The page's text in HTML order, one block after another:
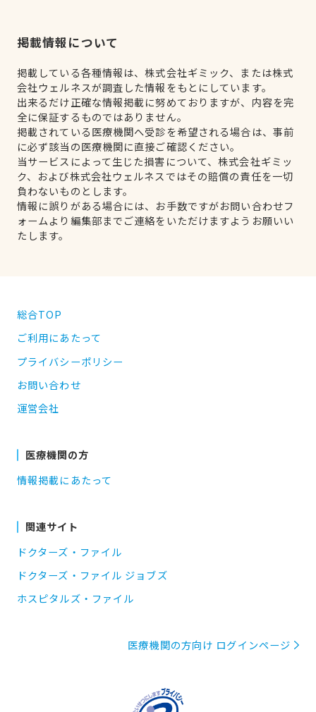
掲載情報について
掲載している各種情報は、株式会社ギミック、または株式
会社ウェルネスが調査した情報をもとにしています。
出来るだけ正確な情報掲載に努めておりますが、内容を完
全に保証するものではありません。
掲載されている医療機関へ受診を希望される場合は、事前
に必ず該当の医療機関に直接ご確認ください。
当サービスによって生じた損害について、株式会社ギミッ
ク、および株式会社ウェルネスではその賠償の責任を一切
負わないものとします。
情報に誤りがある場合には、お手数ですがお問い合わせフ
ォームより編集部までご連絡をいただけますようお願いい
たします。
総合TOP
ご利用にあたって
プライバシーポリシー
お問い合わせ
運営会社
医療機関の方
情報掲載にあたって
関連サイト
ドクターズ・ファイル
ドクターズ・ファイル ジョブズ
ホスピタルズ・ファイル
医療機関の方向け ログインページ